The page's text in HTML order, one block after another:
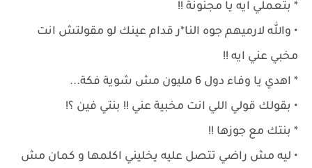
* بتعملي ايه يا مجنونة !!
• والله لارميهم جوه النا*ر قدام عينك لو مقولتش انت
مخبي عني ايه !!
* اهدي يا وفاء دول 6 مليون مش شوية فكة...
• بقولك قولي اللي انت مخبية عني !! بنتي فين ؟!
* بنتك مع جوزها !!
• ليه مش راضي تتصل عليه يخليني اكلمها و كمان مش